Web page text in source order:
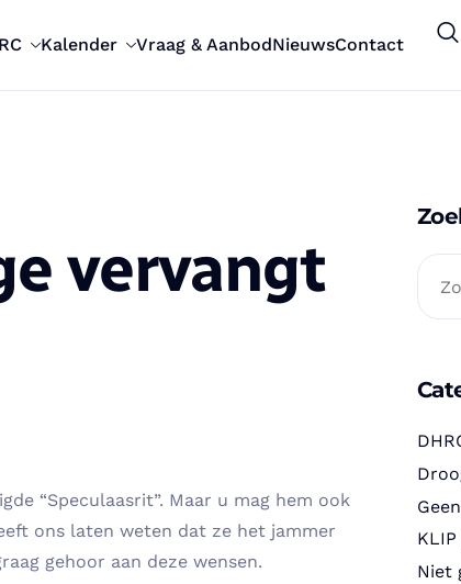
Kalender Vraag & AanbodNieuwsContact
vervangt
“Speculaasrit”. Maar u mag hem ook
ons laten weten dat ze het jammer
gehoor aan deze wensen.
KLIP
Niet